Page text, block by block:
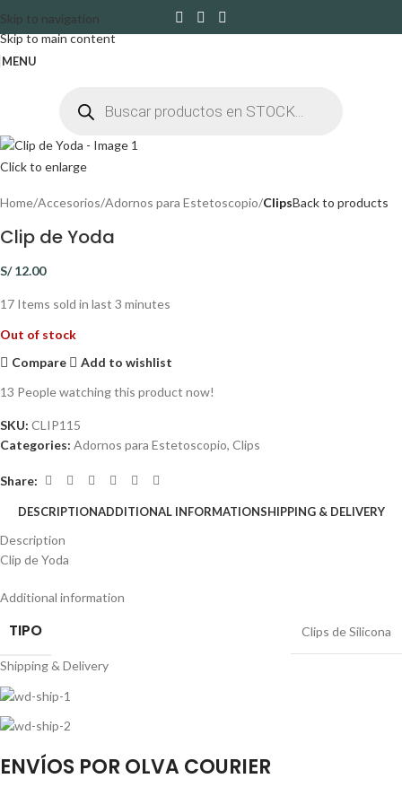
Skip to navigation
Skip to main content
MENU
Click to enlarge
Home Accesorios Adornos para Estetoscopio ClipsBack to products
Clip de Yoda
S/12.00
17 Items sold in last 3 minutes
Out of stock
Compare
Add to wishlist
13 People watching this product now!
SKU: CLIP115
Categories: Adornos para Estetoscopio, Clips
Share:
DESCRIPTIONADDITIONAL INFORMATIONSHIPPING & DELIVERY
Description
Clip de Yoda
Additional information
TIPO Clips de Silicona
Shipping & Delivery
ENVÍOS POR OLVA COURIER